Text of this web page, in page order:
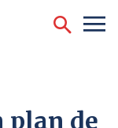
plan de